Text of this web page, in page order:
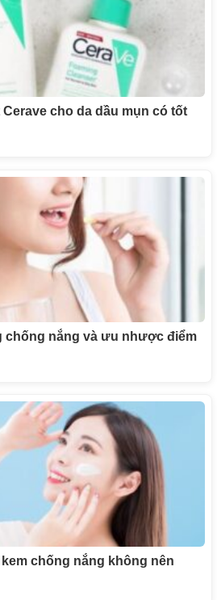
cho da dầu mụn có tốt
chống nắng và ưu nhược điểm
chống nắng không nên